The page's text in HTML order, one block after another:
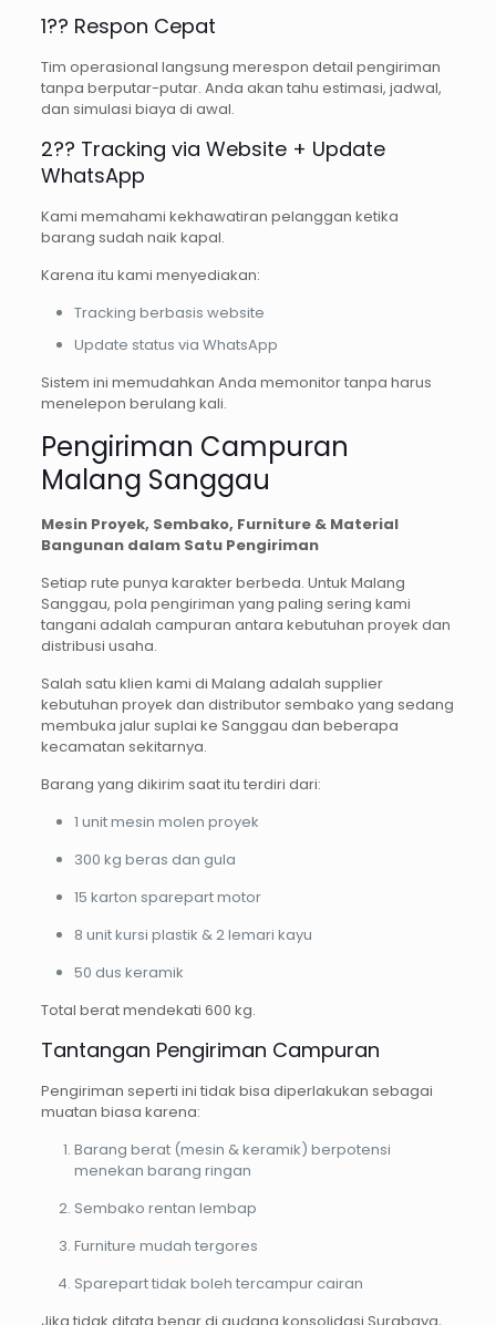
1?? Respon Cepat
Tim operasional langsung merespon detail pengiriman
tanpa berputar-putar. Anda akan tahu estimasi, jadwal,
dan simulasi biaya di awal.
2?? Tracking via Website + Update
WhatsApp
Kami memahami kekhawatiran pelanggan ketika
barang sudah naik kapal.
Karena itu kami menyediakan:
Tracking berbasis website
Update status via WhatsApp
Sistem ini memudahkan Anda memonitor tanpa harus
menelepon berulang kali.
Pengiriman Campuran
Malang Sanggau
Mesin Proyek, Sembako, Furniture & Material
Bangunan dalam Satu Pengiriman
Setiap rute punya karakter berbeda. Untuk Malang
Sanggau, pola pengiriman yang paling sering kami
tangani adalah campuran antara kebutuhan proyek dan
distribusi usaha.
Salah satu klien kami di Malang adalah supplier
kebutuhan proyek dan distributor sembako yang sedang
membuka jalur suplai ke Sanggau dan beberapa
kecamatan sekitarnya.
Barang yang dikirim saat itu terdiri dari:
1 unit mesin molen proyek
300 kg beras dan gula
15 karton sparepart motor
8 unit kursi plastik & 2 lemari kayu
50 dus keramik
Total berat mendekati 600 kg.
Tantangan Pengiriman Campuran
Pengiriman seperti ini tidak bisa diperlakukan sebagai
muatan biasa karena:
Barang berat (mesin & keramik) berpotensi
menekan barang ringan
Sembako rentan lembap
Furniture mudah tergores
Sparepart tidak boleh tercampur cairan